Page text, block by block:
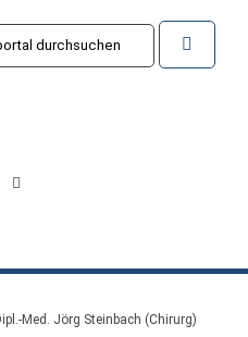
Med. Jörg Steinbach (Chirurg)